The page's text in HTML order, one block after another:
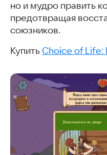
но и мудро править
предотвращая
союзников.
Купить Choice of Life: